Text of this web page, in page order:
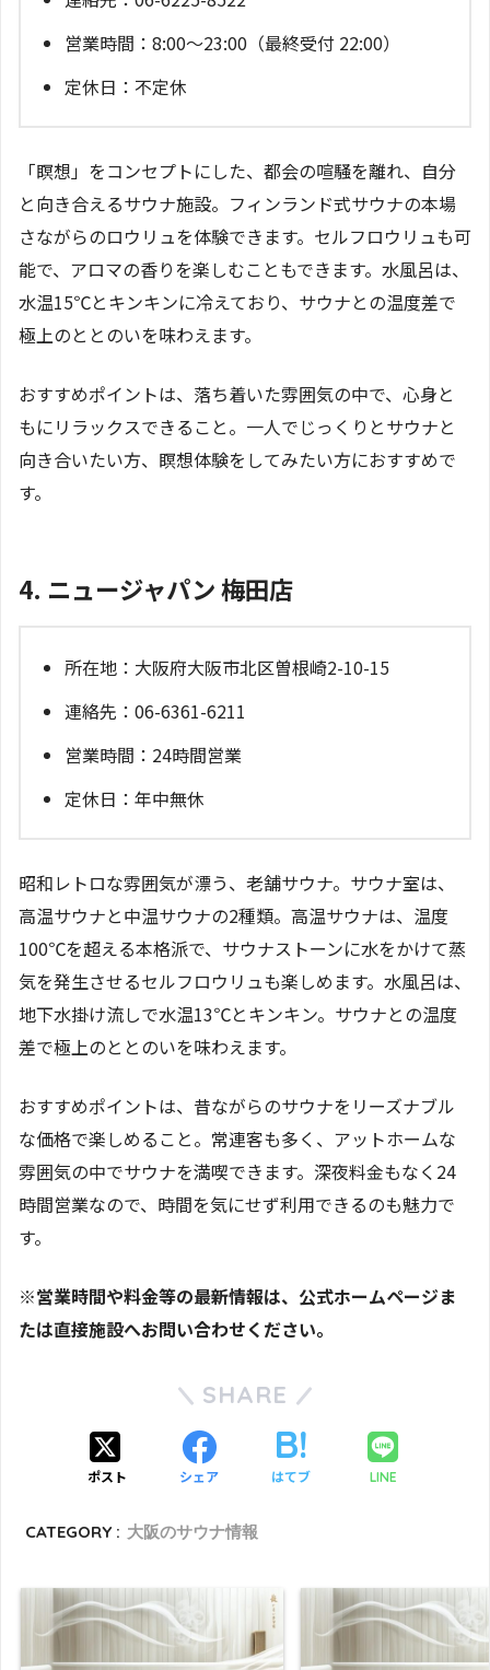
営業時間：8:00～23:00（最終受付 22:00）
定休日：不定休
「瞑想」をコンセプトにした、都会の喧騒を離れ、自分
と向き合えるサウナ施設。フィンランド式サウナの本場
さながらのロウリュを体験できます。セルフロウリュも可
能で、アロマの香りを楽しむこともできます。水風呂は、
水温15℃とキンキンに冷えており、サウナとの温度差で
極上のととのいを味わえます。
おすすめポイントは、落ち着いた雰囲気の中で、心身と
もにリラックスできること。一人でじっくりとサウナと
向き合いたい方、瞑想体験をしてみたい方におすすめで
す。
4. ニュージャパン 梅田店
所在地：大阪府大阪市北区曽根崎2-10-15
連絡先：06-6361-6211
営業時間：24時間営業
定休日：年中無休
昭和レトロな雰囲気が漂う、老舗サウナ。サウナ室は、
高温サウナと中温サウナの2種類。高温サウナは、温度
100℃を超える本格派で、サウナストーンに水をかけて蒸
気を発生させるセルフロウリュも楽しめます。水風呂は、
地下水掛け流しで水温13℃とキンキン。サウナとの温度
差で極上のととのいを味わえます。
おすすめポイントは、昔ながらのサウナをリーズナブル
な価格で楽しめること。常連客も多く、アットホームな
雰囲気の中でサウナを満喫できます。深夜料金もなく24
時間営業なので、時間を気にせず利用できるのも魅力で
す。
※営業時間や料金等の最新情報は、公式ホームページま
たは直接施設へお問い合わせください。
SHARE
ポスト シェア はてブ LINE
CATEGORY : 大阪のサウナ情報